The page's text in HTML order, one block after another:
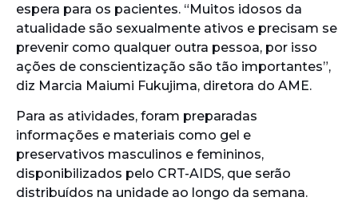
espera para os pacientes. “Muitos idosos da
atualidade são sexualmente ativos e precisam se
prevenir como qualquer outra pessoa, por isso
ações de conscientização são tão importantes”,
diz Marcia Maiumi Fukujima, diretora do AME.
Para as atividades, foram preparadas
informações e materiais como gel e
preservativos masculinos e femininos,
disponibilizados pelo CRT-AIDS, que serão
distribuídos na unidade ao longo da semana.